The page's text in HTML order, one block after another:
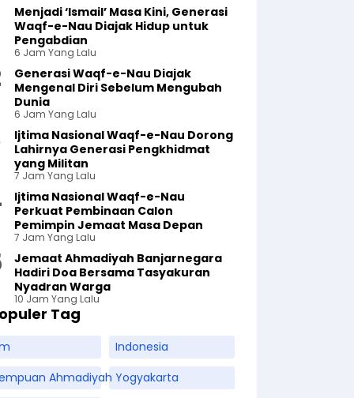
Menjadi ‘Ismail’ Masa Kini, Generasi
Waqf-e-Nau Diajak Hidup untuk
Pengabdian
6 Jam Yang Lalu
Generasi Waqf-e-Nau Diajak
Mengenal Diri Sebelum Mengubah
Dunia
6 Jam Yang Lalu
Ijtima Nasional Waqf-e-Nau Dorong
Lahirnya Generasi Pengkhidmat
yang Militan
7 Jam Yang Lalu
Ijtima Nasional Waqf-e-Nau
Perkuat Pembinaan Calon
Pemimpin Jemaat Masa Depan
7 Jam Yang Lalu
Jemaat Ahmadiyah Banjarnegara
Hadiri Doa Bersama Tasyakuran
Nyadran Warga
10 Jam Yang Lalu
Tag
Indonesia
Ahmadiyah Yogyakarta